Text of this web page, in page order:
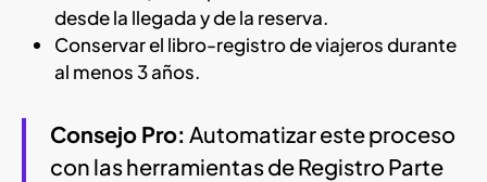
desde la llegada y de la reserva.
Conservar el libro-registro de viajeros durante
al menos 3 años.
Consejo Pro: Automatizar este proceso
con las herramientas de Registro Parte